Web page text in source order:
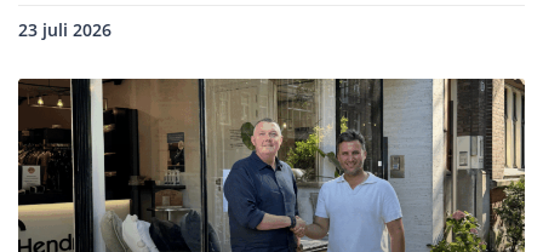
23 juli 2026